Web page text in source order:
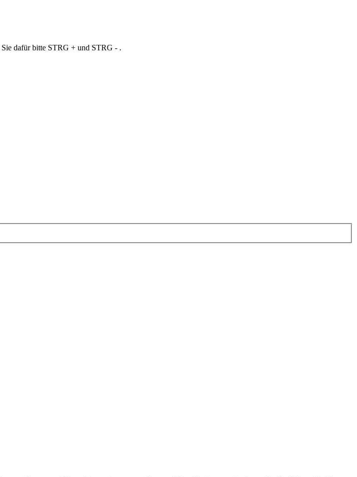
dafür bitte STRG + und STRG - .